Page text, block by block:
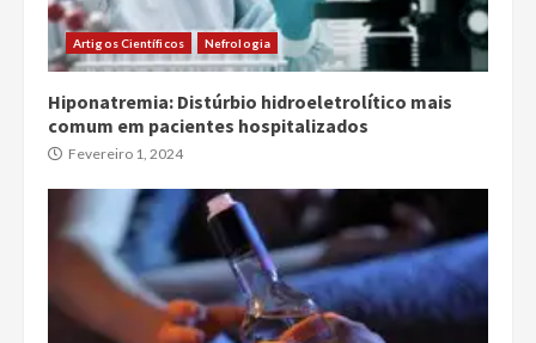
Artigos Científicos Nefrologia
Hiponatremia: Distúrbio hidroeletrolítico mais
comum em pacientes hospitalizados
Fevereiro 1, 2024